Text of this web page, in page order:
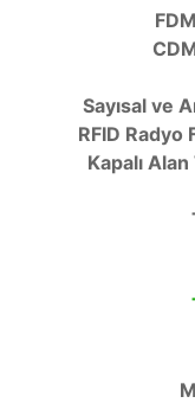
Sayısal ve
RFID Radyo
Kapalı